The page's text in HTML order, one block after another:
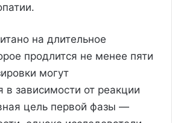
на длительное
продлится не менее пяти
могут
в зависимости от реакции
цель первой фазы —